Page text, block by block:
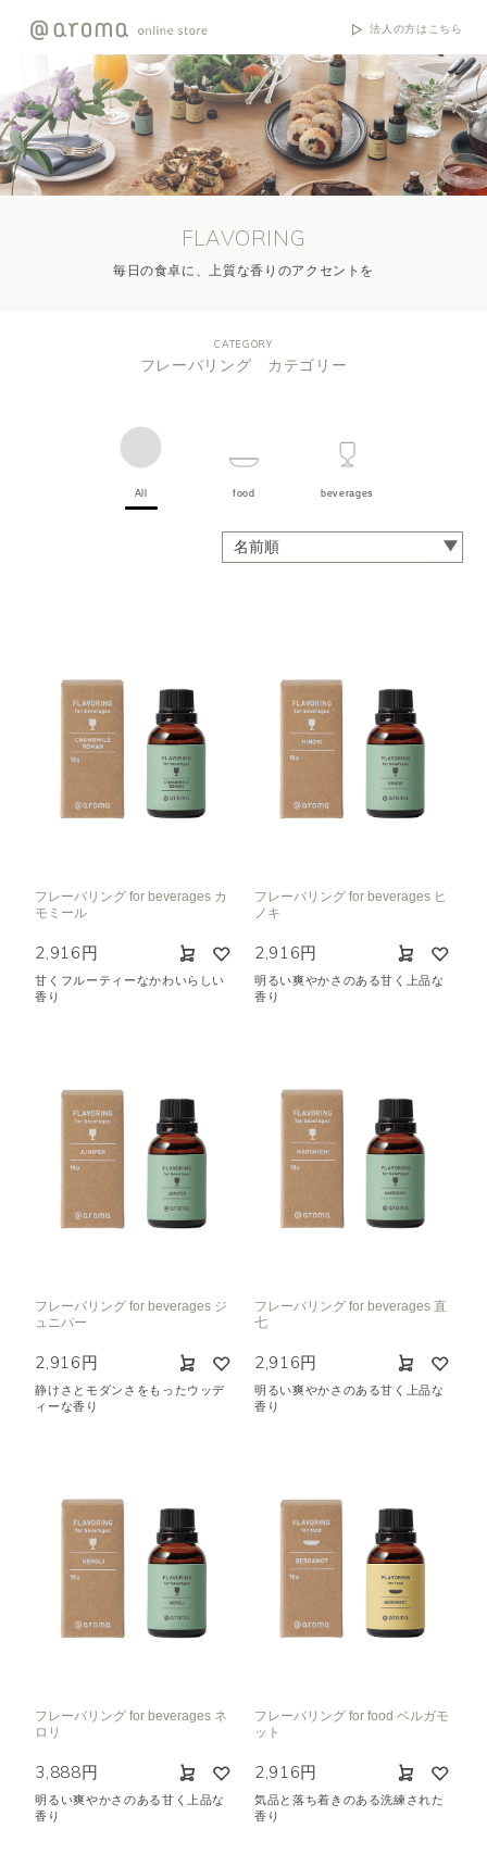
法人の方はこちら
FLAVORING
毎日の食卓に、上質な香りのアクセントを
CATEGORY
フレーバリング カテゴリー
All food beverages
フレーバリング for beverages カ
モミール
2,916円
甘くフルーティーなかわいらしい
香り
フレーバリング for beverages ヒ
ノキ
2,916円
明るい爽やかさのある甘く上品な
香り
フレーバリング for beverages ジ
ュニパー
2,916円
静けさとモダンさをもったウッデ
ィーな香り
フレーバリング for beverages 直
七
2,916円
明るい爽やかさのある甘く上品な
香り
フレーバリング for beverages ネ
ロリ
3,888円
明るい爽やかさのある甘く上品な
香り
フレーバリング for food ベルガモ
ット
2,916円
気品と落ち着きのある洗練された
香り